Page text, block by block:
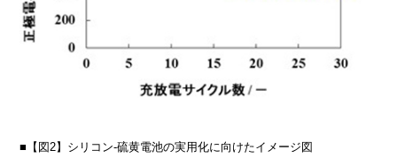
■【図2】シリコン‐硫黄電池の実用化に向けたイメージ図